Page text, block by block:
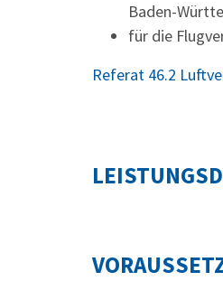
Baden-
für die
Referat 46.2